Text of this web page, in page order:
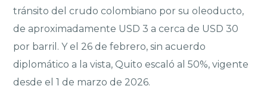
tránsito del crudo colombiano por su oleoducto,
de aproximadamente USD 3 a cerca de USD 30
por barril. Y el 26 de febrero, sin acuerdo
diplomático a la vista, Quito escaló al 50%, vigente
desde el 1 de marzo de 2026.